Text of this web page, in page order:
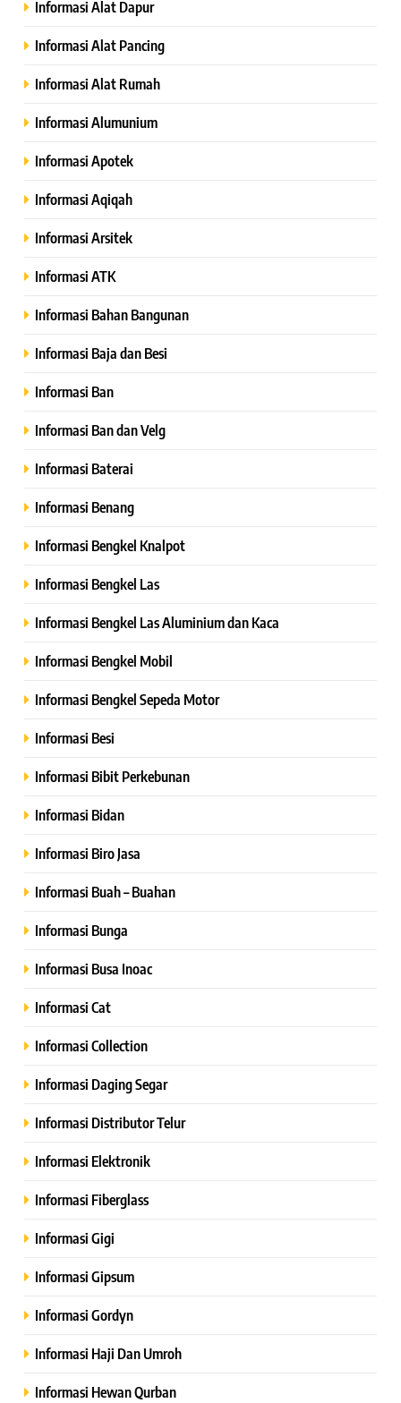
Informasi Alat Dapur
Informasi Alat Pancing
Informasi Alat Rumah
Informasi Alumunium
Informasi Apotek
Informasi Aqiqah
Informasi Arsitek
Informasi ATK
Informasi Bahan Bangunan
Informasi Baja dan Besi
Informasi Ban
Informasi Ban dan Velg
Informasi Baterai
Informasi Benang
Informasi Bengkel Knalpot
Informasi Bengkel Las
Informasi Bengkel Las Aluminium dan Kaca
Informasi Bengkel Mobil
Informasi Bengkel Sepeda Motor
Informasi Besi
Informasi Bibit Perkebunan
Informasi Bidan
Informasi Biro Jasa
Informasi Buah – Buahan
Informasi Bunga
Informasi Busa Inoac
Informasi Cat
Informasi Collection
Informasi Daging Segar
Informasi Distributor Telur
Informasi Elektronik
Informasi Fiberglass
Informasi Gigi
Informasi Gipsum
Informasi Gordyn
Informasi Haji Dan Umroh
Informasi Hewan Qurban